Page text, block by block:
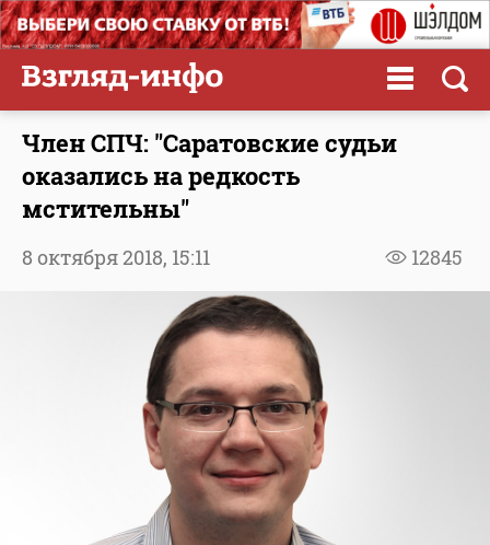
Член СПЧ: "Саратовские судьи
оказались на редкость
мстительны"
12845
8 октября 2018, 15:11